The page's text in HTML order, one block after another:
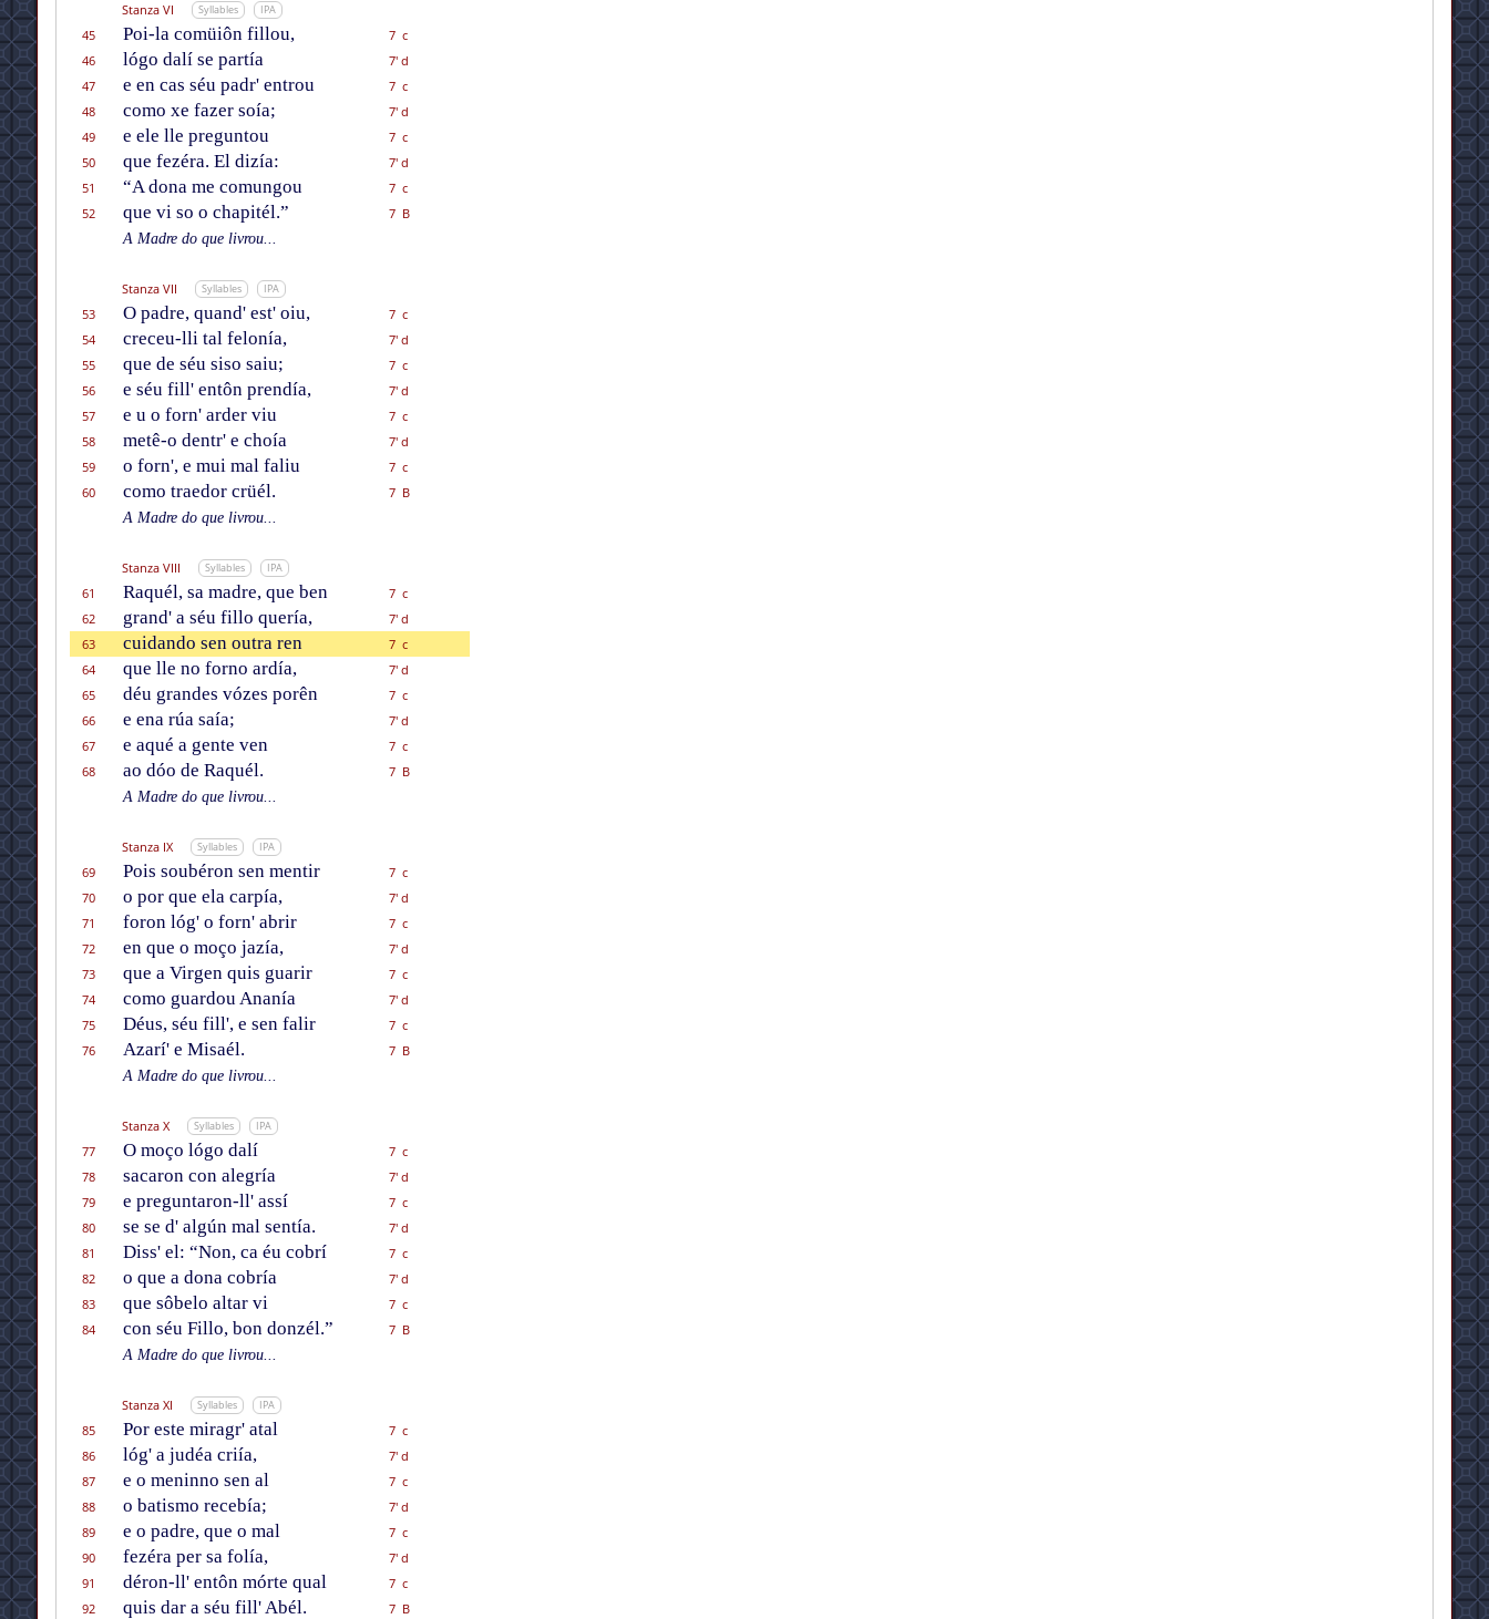
Stanza VI Syllables IPA
45 Poi-la comüiôn fillou,
7 c
46
lógo dalí se partía
7' d
47
e en cas séu padr' entrou
7 c
48
como xe fazer soía;
7' d
49
e ele lle preguntou
7 c
50
que fezéra. El dizía:
7' d
51
“A dona me comungou
7 c
52
que vi so o chapitél.”
7 B
A Madre do que livrou...
Stanza VII Syllables IPA
53 O padre, quand' est' oiu,
7 c
54
creceu-lli tal felonía,
7' d
55
que de séu siso saiu;
7 c
56
e séu fill' entôn prendía,
7' d
57
e u o forn' arder viu
7 c
58
metê-o dentr' e choía
7' d
59
o forn', e mui mal faliu
7 c
60
como traedor crüél.
7 B
A Madre do que livrou...
Stanza VIII Syllables IPA
61 Raquél, sa madre, que ben
7 c
62
grand' a séu fillo quería,
7' d
63
cuidando sen outra ren
7 c
64
que lle no forno ardía,
7' d
65
déu grandes vózes porên
7 c
66
e ena rúa saía;
7' d
67
e aqué a gente ven
7 c
68
ao dóo de Raquél.
7 B
A Madre do que livrou...
Stanza IX Syllables IPA
69 Pois soubéron sen mentir
7 c
70
o por que ela carpía,
7' d
71
foron lóg' o forn' abrir
7 c
72
en que o moço jazía,
7' d
73
que a Virgen quis guarir
7 c
74
como guardou Ananía
7' d
75
Déus, séu fill', e sen falir
7 c
76
Azarí' e Misaél.
7 B
A Madre do que livrou...
Stanza X Syllables IPA
77 O moço lógo dalí
7 c
78
sacaron con alegría
7' d
79
e preguntaron-ll' assí
7 c
80
se se d' algún mal sentía.
7' d
81
Diss' el: “Non, ca éu cobrí
7 c
82
o que a dona cobría
7' d
83
que sôbelo altar vi
7 c
84
con séu Fillo, bon donzél.”
7 B
A Madre do que livrou...
Stanza XI Syllables IPA
85 Por este miragr' atal
7 c
86
lóg' a judéa criía,
7' d
87
e o meninno sen al
7 c
88
o batismo recebía;
7' d
89
e o padre, que o mal
7 c
90
fezéra per sa folía,
7' d
91
déron-ll' entôn mórte qual
7 c
92
quis dar a séu fill' Abél. 7 B